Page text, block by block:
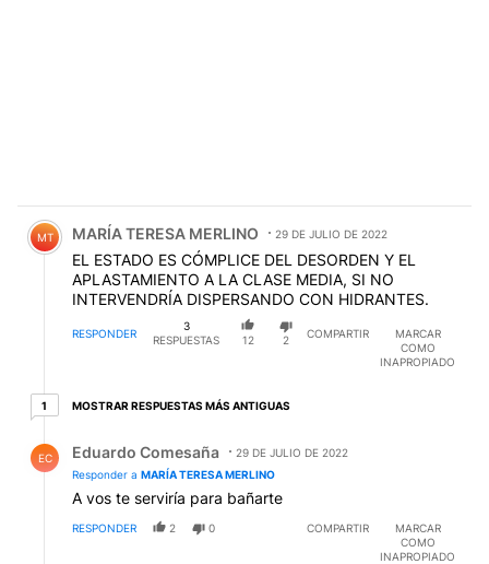
Comentario de MARÍA TERESA MERLINO.
MT MARÍA TERESA MERLINO 29 DE JULIO DE 2022
EL ESTADO ES CÓMPLICE DEL DESORDEN Y EL
APLASTAMIENTO A LA CLASE MEDIA, SI NO
INTERVENDRÍA DISPERSANDO CON HIDRANTES.
RESPONDER
3
RESPUESTAS
12 2
COMPARTIR
MARCAR
COMO
INAPROPIADO
11 respuesta más antiguas
MOSTRAR RESPUESTAS MÁS ANTIGUAS
EC Eduardo Comesaña
29 DE JULIO DE 2022
Responder a MARÍA TERESA MERLINO
A vos te serviría para bañarte
RESPONDER 2 0 COMPARTIR
MARCAR
COMO
INAPROPIADO